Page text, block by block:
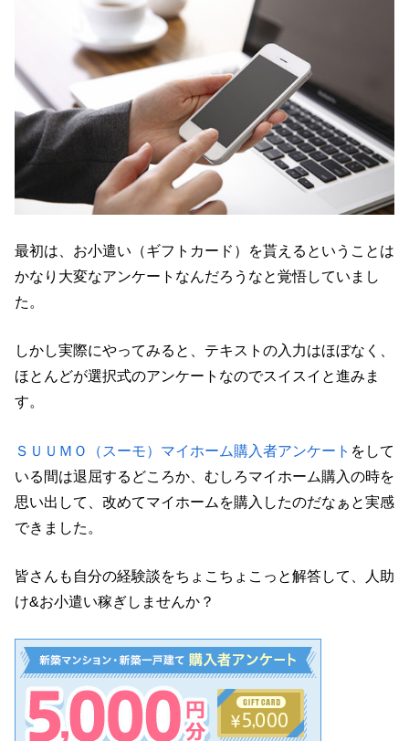
最初は、お小遣い（ギフトカード）を貰えるということは
かなり大変なアンケートなんだろうなと覚悟していまし
た。
しかし実際にやってみると、テキストの入力はほぼなく、
ほとんどが選択式のアンケートなのでスイスイと進みま
す。
ＳＵＵＭＯ（スーモ）マイホーム購入者アンケート をして
いる間は退屈するどころか、むしろマイホーム購入の時を
思い出して、改めてマイホームを購入したのだなぁと実感
できました。
皆さんも自分の経験談をちょこちょこっと解答して、人助
け&お小遣い稼ぎしませんか？